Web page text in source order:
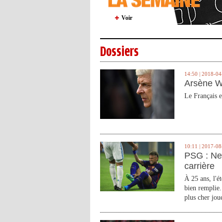
Voir
Dossiers
14:50 | 2018-
Arsène
Le Français
10:11 | 2017-
PSG :
carrière
À 25 ans,
bien
plus cher